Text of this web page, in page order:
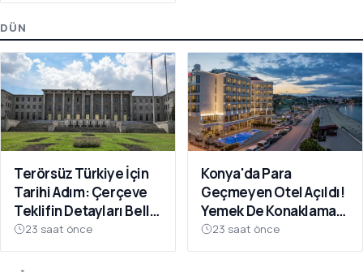
DÜN
Terörsüz Türkiye İçin
Tarihi Adım: Çerçeve
Teklifin Detayları Belli
Oldu
23 saat önce
Konya'da Para
Geçmeyen Otel Açıldı!
Yemek De Konaklama
Da Ücretsiz
23 saat önce